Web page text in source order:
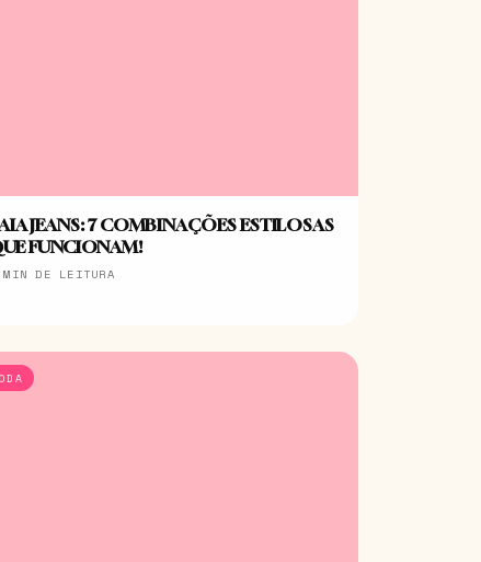
JEANS: 7 COMBINAÇÕES ESTILOSAS
FUNCIONAM!
DE LEITURA